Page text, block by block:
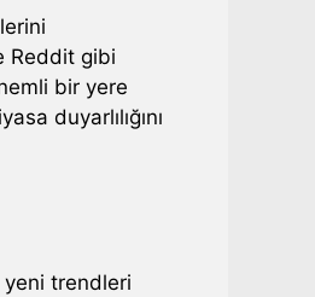
Reddit gibi
bir yere
duyarlılığını
yeni trendleri